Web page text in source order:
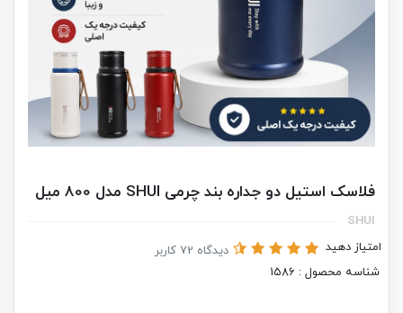
فلاسک استیل دو جداره بند چرمی SHUI مدل 800 میل
SHUI
امتیاز دهید
دیدگاه 72 کاربر
شناسه محصول : 1586